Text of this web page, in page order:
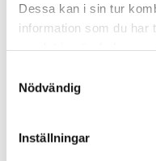
Dessa kan i sin tur
information som du har
Nödvändig
Inställningar
lågstadieskolor